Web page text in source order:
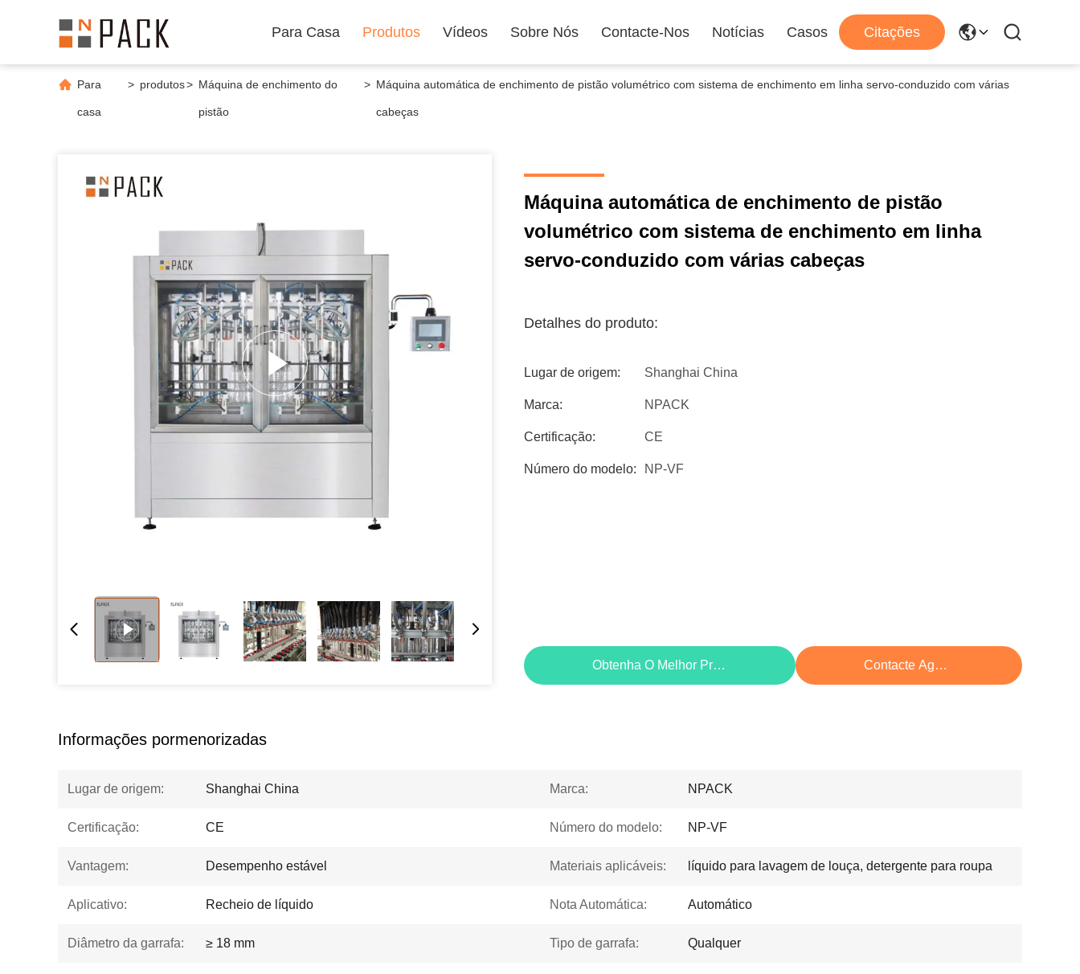
Para Casa Produtos Vídeos Sobre Nós Contacte-Nos Notícias Casos Citações
Para
casa
> produtos> Máquina de enchimento do
pistão
> Máquina automática de enchimento de pistão volumétrico com sistema de enchimento em linha servo-conduzido com várias
cabeças
Máquina automática de enchimento de pistão
volumétrico com sistema de enchimento em linha
servo-conduzido com várias cabeças
Detalhes do produto:
Lugar de origem: Shanghai China
Marca: NPACK
Certificação: CE
Número do modelo: NP-VF
Obtenha O Melhor Preço Contacte Agora
Informações pormenorizadas
Lugar de origem: Shanghai China Marca: NPACK
Certificação: CE Número do modelo: NP-VF
Vantagem: Desempenho estável Materiais aplicáveis: líquido para lavagem de louça, detergente para roupa
Aplicativo: Recheio de líquido Nota Automática: Automático
Diâmetro da garrafa: ≥ 18 mm Tipo de garrafa: Qualquer